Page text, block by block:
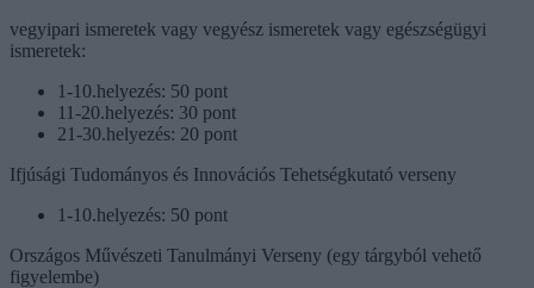
vegyipari ismeretek vagy vegyész ismeretek vagy egészségügyi
ismeretek:
1-10.helyezés: 50 pont
11-20.helyezés: 30 pont
21-30.helyezés: 20 pont
Ifjúsági Tudományos és Innovációs Tehetségkutató verseny
1-10.helyezés: 50 pont
Országos Művészeti Tanulmányi Verseny (egy tárgyból vehető
figyelembe)